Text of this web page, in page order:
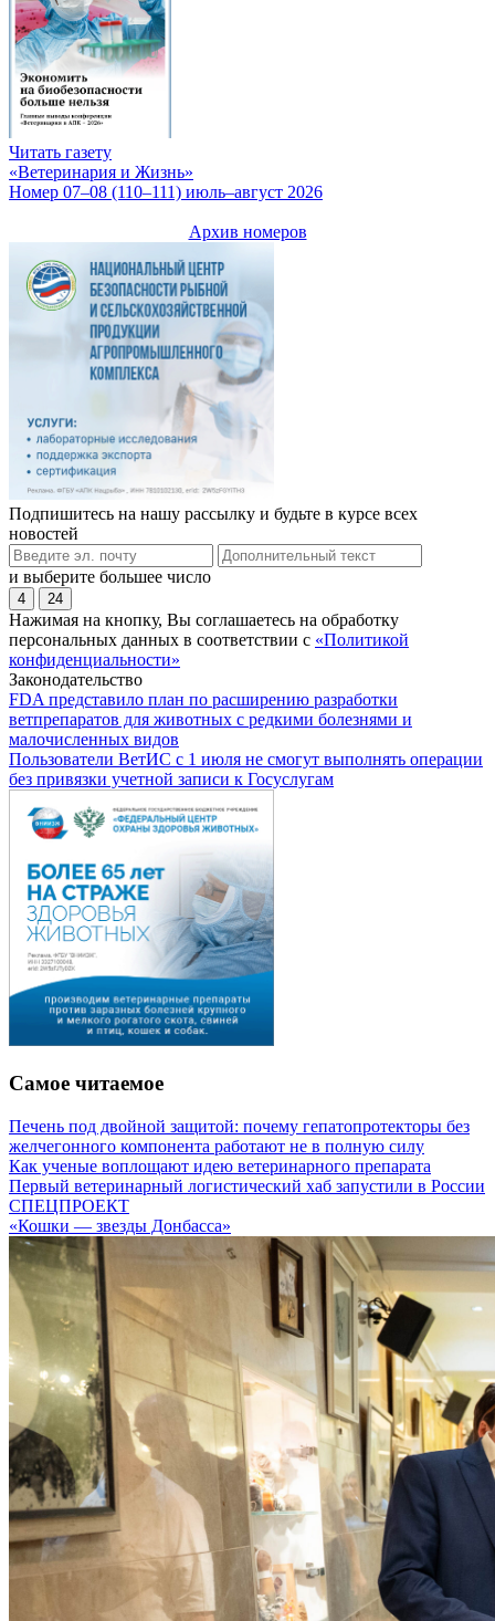
Читать газету
«Ветеринария и Жизнь»
Номер 07–08 (110–111) июль–август 2026
Архив номеров
Подпишитесь на нашу рассылку и будьте в курсе всех
новостей
и выберите большее число
4 24
Нажимая на кнопку, Вы соглашаетесь на обработку
персональных данных в соответствии с «Политикой
конфиденциальности»
Законодательство
FDA представило план по расширению разработки
ветпрепаратов для животных с редкими болезнями и
малочисленных видов
Пользователи ВетИС с 1 июля не смогут выполнять операции
без привязки учетной записи к Госуслугам
Самое читаемое
Печень под двойной защитой: почему гепатопротекторы без
желчегонного компонента работают не в полную силу
Как ученые воплощают идею ветеринарного препарата
Первый ветеринарный логистический хаб запустили в России
СПЕЦПРОЕКТ
«Кошки — звезды Донбасса»